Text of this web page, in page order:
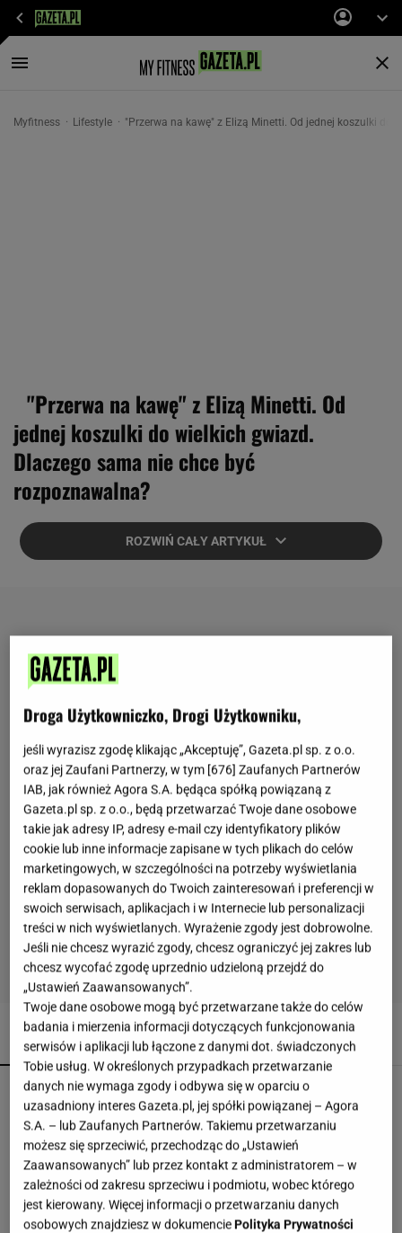
Myfitness Lifestyle "Przerwa na kawę" z Elizą Minetti. Od jednej koszulki do
"Przerwa na kawę" z Elizą Minetti. Od
jednej koszulki do wielkich gwiazd.
Dlaczego sama nie chce być
rozpoznawalna?
ROZWIŃ CAŁY ARTYKUŁ
POLECAMY WIĘCEJ TEMATÓW
"Washington Post": Trump zażądał wyjaśnień ws.
zapasów amunicji
Polacy ocenili rok prezydentury Nawrockiego.
Sondaże ukazały głębokie podziały
Droga Użytkowniczko, Drogi Użytkowniku,
jeśli wyrazisz zgodę klikając „Akceptuję”, Gazeta.pl sp. z o.o.
oraz jej Zaufani Partnerzy, w tym [676] Zaufanych Partnerów
IAB, jak również Agora S.A. będąca spółką powiązaną z
Gazeta.pl sp. z o.o., będą przetwarzać Twoje dane osobowe
takie jak adresy IP, adresy e-mail czy identyfikatory plików
cookie lub inne informacje zapisane w tych plikach do celów
marketingowych, w szczególności na potrzeby wyświetlania
reklam dopasowanych do Twoich zainteresowań i preferencji w
swoich serwisach, aplikacjach i w Internecie lub personalizacji
treści w nich wyświetlanych. Wyrażenie zgody jest dobrowolne.
Jeśli nie chcesz wyrazić zgody, chcesz ograniczyć jej zakres lub
chcesz wycofać zgodę uprzednio udzieloną przejdź do
„Ustawień Zaawansowanych”.
Twoje dane osobowe mogą być przetwarzane także do celów
badania i mierzenia informacji dotyczących funkcjonowania
serwisów i aplikacji lub łączone z danymi dot. świadczonych
Tobie usług. W określonych przypadkach przetwarzanie
danych nie wymaga zgody i odbywa się w oparciu o
uzasadniony interes Gazeta.pl, jej spółki powiązanej – Agora
S.A. – lub Zaufanych Partnerów. Takiemu przetwarzaniu
możesz się sprzeciwić, przechodząc do „Ustawień
Zaawansowanych” lub przez kontakt z administratorem – w
zależności od zakresu sprzeciwu i podmiotu, wobec którego
jest kierowany. Więcej informacji o przetwarzaniu danych
osobowych znajdziesz w dokumencie Polityka Prywatności